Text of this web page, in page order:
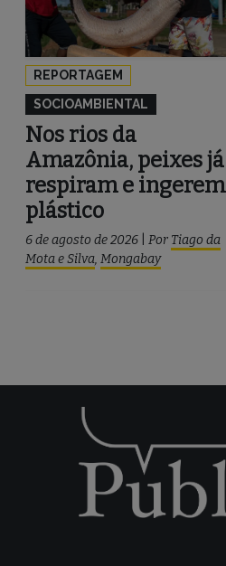
REPORTAGEM
SOCIOAMBIENTAL
Nos rios da
Amazônia, peixes já
respiram e ingerem
plástico
6 de agosto de 2026 Por Tiago da
Mota e Silva, Mongabay